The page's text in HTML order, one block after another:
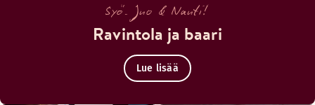
Syö. Juo & Nauti!
Ravintola ja baari
Lue lisää
Il Centron terassi